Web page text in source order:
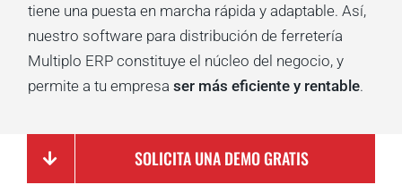
tiene una puesta en marcha rápida y adaptable. Así,
nuestro software para distribución de ferretería
Multiplo ERP constituye el núcleo del negocio, y
permite a tu empresaser más eficiente y rentable.
SOLICITA UNA DEMO GRATIS